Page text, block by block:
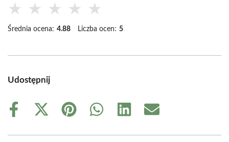
★ ★ ★ ★ ★
Średnia ocena: 4.88 Liczba ocen: 5
Udostępnij
Share
Share
(Twitter)
Share
Share
Share
Share